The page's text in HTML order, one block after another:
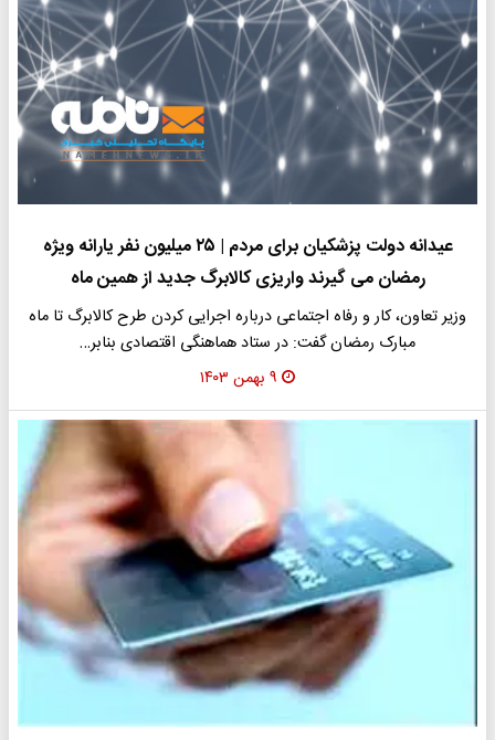
عیدانه دولت پزشکیان برای مردم | ۲۵ میلیون نفر یارانه ویژه
رمضان می گیرند واریزی کالابرگ جدید از همین ماه
وزیر تعاون، کار و رفاه اجتماعی درباره اجرایی کردن طرح کالابرگ تا ماه
مبارک رمضان گفت: در ستاد هماهنگی اقتصادی بنابر…
۹ بهمن ۱۴۰۳